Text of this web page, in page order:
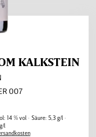
KALKSTEIN
007
14 % vol Säure: 5,3 g/l
l